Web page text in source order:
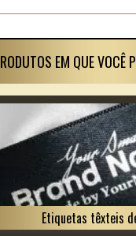
EM QUE VOCÊ
Etiquetas têxteis